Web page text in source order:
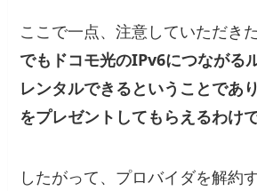
ここで一点、注意していただきた
でもドコモ光のIPv6につながる
レンタルできるということであ
をプレゼントしてもらえるわけ
したがって、プロバイダを解約